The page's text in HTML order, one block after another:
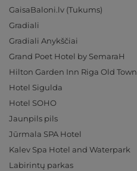
GaisaBaloni.lv (Tukums)
Gradiali
Gradiali Anykščiai
Grand Poet Hotel by SemaraH
Hilton Garden Inn Riga Old Town
Hotel Sigulda
Hotel SOHO
Jaunpils pils
Jūrmala SPA Hotel
Kalev Spa Hotel and Waterpark
Labirintų parkas